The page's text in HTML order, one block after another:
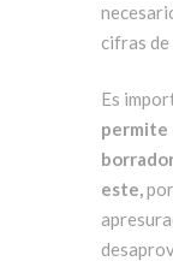
cifras
Es
permite
este,